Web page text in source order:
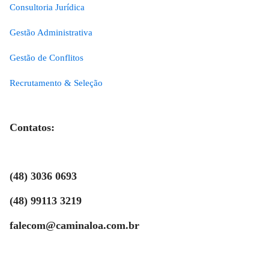
Consultoria Jurídica
Gestão Administrativa
Gestão de Conflitos
Recrutamento & Seleção
Contatos:
(48) 3036 0693
(48) 99113 3219
falecom@caminaloa.com.br